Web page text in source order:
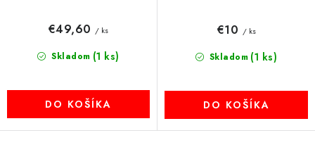
Skladom (1 ks)
€49,60 / ks
DO KOŠÍKA
Skladom (1 ks)
€10 / ks
DO KOŠÍKA